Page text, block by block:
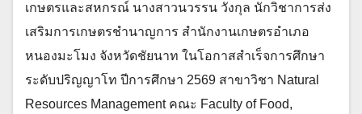
เกษตรและสหกรณ์ นางสาวนวรรน วังกุล นักวิชาการส่ง
เสริมการเกษตรชำนาญการ สำนักงานเกษตรอำเภอ
หนองมะโมง จังหวัดชัยนาท ในโอกาสสำเร็จการศึกษา
ระดับปริญญาโท ปีการศึกษา 2569 สาขาวิชา Natural
Resources Management คณะ Faculty of Food,